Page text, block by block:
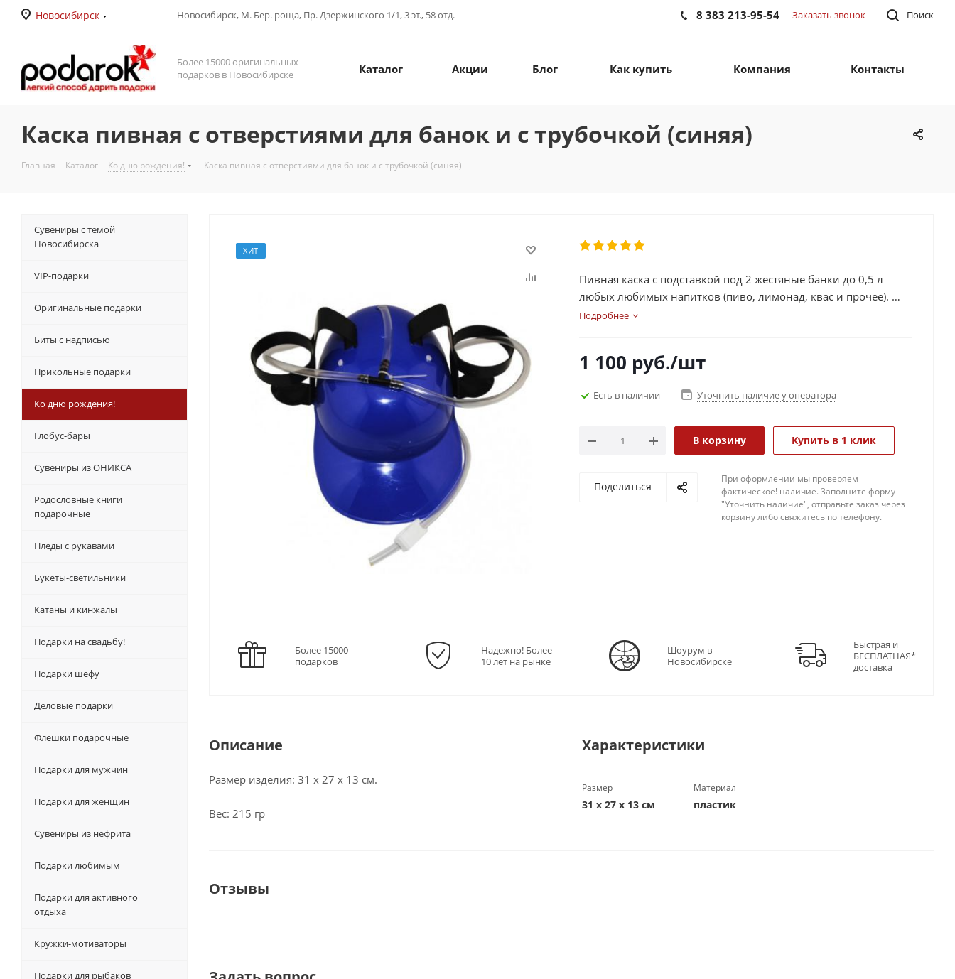
Новосибирск Новосибирск, М. Бер. роща, Пр. Дзержинского 1/1, 3 эт., 58 отд. Поиск
8 383 213-95-54 Заказать звонок
Более 15000 оригинальных
подарков в Новосибирске
Каталог Акции Блог Как купить Компания Контакты
Каска пивная с отверстиями для банок и с трубочкой (синяя)
Главная - Каталог - Ко дню рождения! - Каска пивная с отверстиями для банок и с трубочкой (синяя)
ХИТ
Пивная каска с подставкой под 2 жестяные банки до 0,5 л
любых любимых напитков (пиво, лимонад, квас и прочее).
Обруч внутри каски позволяет регулировать размер под
Также можно регулировать интенсивность подачи напитка по
Подробнее
1 100 руб./шт
Есть в наличии Уточнить наличие у оператора
В корзину Купить в 1 клик
Поделиться
При оформлении мы проверяем
фактическое! наличие. 3аполните форму
"Уточнить наличие", отправьте заказ через
корзину либо свяжитесь по телефону.
Более 15000
подарков
Надежно! Более
10 лет на рынке
Шоурум в
Новосибирске
Быстрая и
БЕСПЛАТНАЯ*
доставка
Описание
Размер изделия: 31 х 27 х 13 см.
Вес: 215 гр
Характеристики
Размер
31 х 27 х 13 см
Материал
пластик
Отзывы
Сувениры с темой
Новосибирска
VIP-подарки
Оригинальные подарки
Биты с надписью
Прикольные подарки
Ко дню рождения!
Глобус-бары
Сувениры из ОНИКСА
Родословные книги
подарочные
Пледы с рукавами
Букеты-светильники
Катаны и кинжалы
Подарки на свадьбу!
Подарки шефу
Деловые подарки
Флешки подарочные
Подарки для мужчин
Подарки для женщин
Сувениры из нефрита
Подарки любимым
Подарки для активного
отдыха
Кружки-мотиваторы
Подарки для рыбаков